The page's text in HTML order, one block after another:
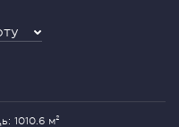
1010.6 м²